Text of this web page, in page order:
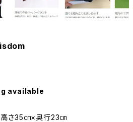
available
さ35㎝×奥行23㎝